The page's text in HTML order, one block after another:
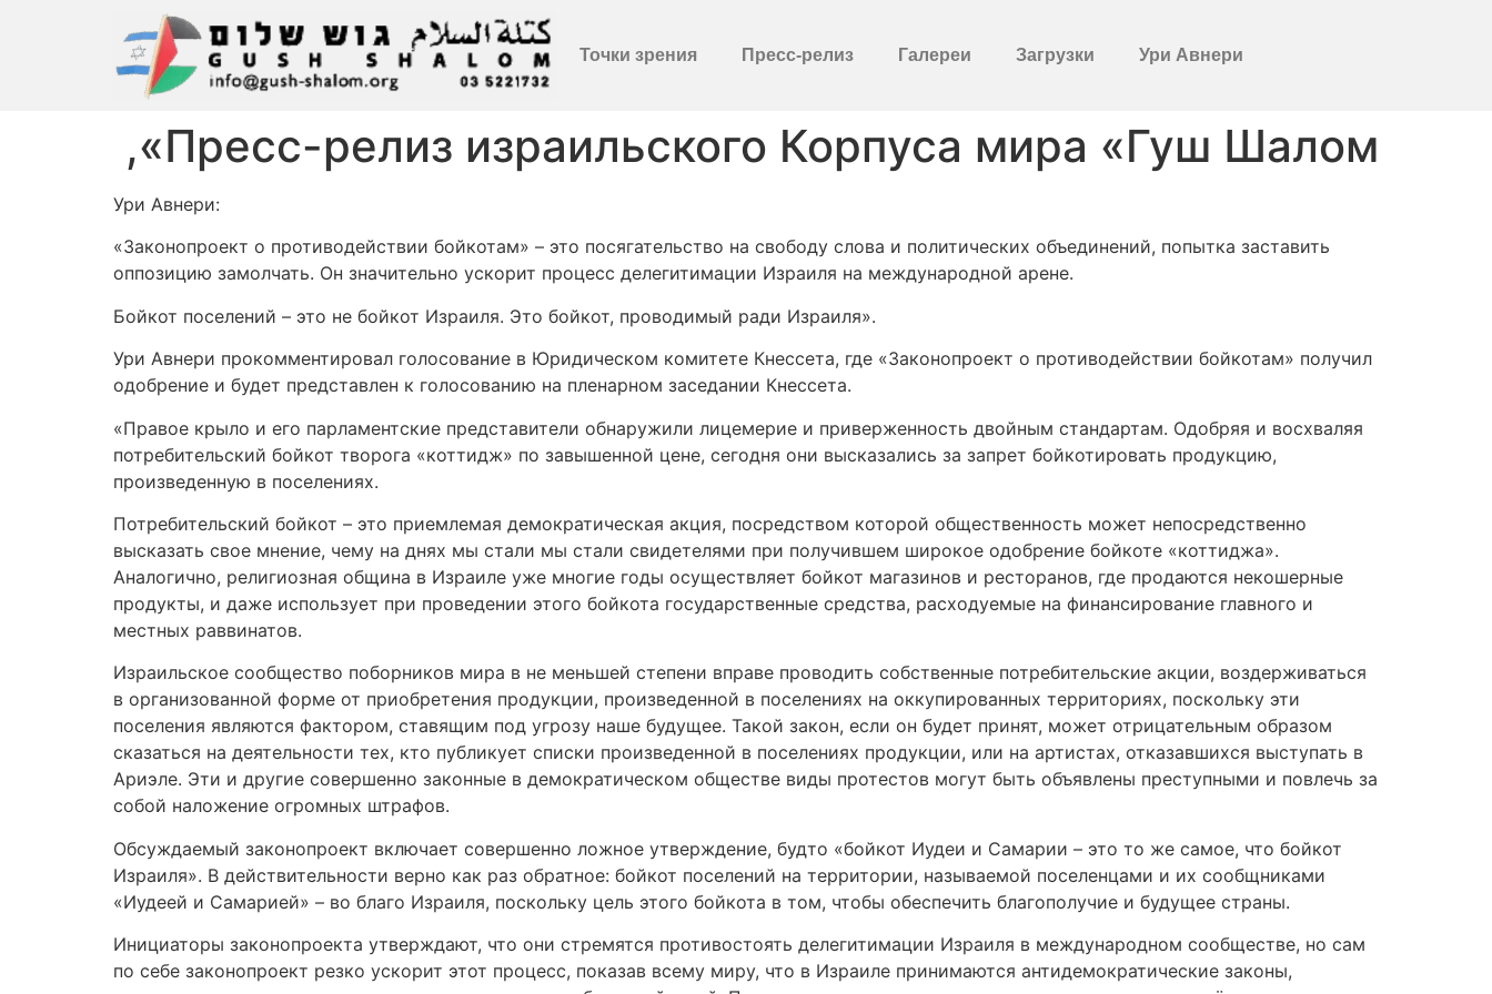
Ури Авнери
Загрузки
Галереи
Пресс-релиз
Точки зрения
Пресс-релиз израильского Корпуса мира «Гуш Шалом»,
Ури Авнери:
«Законопроект о противодействии бойкотам» – это посягательство на свободу слова и политических объединений, попытка заставить
оппозицию замолчать. Он значительно ускорит процесс делегитимации Израиля на международной арене.
Бойкот поселений – это не бойкот Израиля. Это бойкот, проводимый ради Израиля».
Ури Авнери прокомментировал голосование в Юридическом комитете Кнессета, где «Законопроект о противодействии бойкотам» получил
одобрение и будет представлен к голосованию на пленарном заседании Кнессета.
«Правое крыло и его парламентские представители обнаружили лицемерие и приверженность двойным стандартам. Одобряя и восхваляя
потребительский бойкот творога «коттидж» по завышенной цене, сегодня они высказались за запрет бойкотировать продукцию,
произведенную в поселениях.
Потребительский бойкот – это приемлемая демократическая акция, посредством которой общественность может непосредственно
высказать свое мнение, чему на днях мы стали мы стали свидетелями при получившем широкое одобрение бойкоте «коттиджа».
Аналогично, религиозная община в Израиле уже многие годы осуществляет бойкот магазинов и ресторанов, где продаются некошерные
продукты, и даже использует при проведении этого бойкота государственные средства, расходуемые на финансирование главного и
местных раввинатов.
Израильское сообщество поборников мира в не меньшей степени вправе проводить собственные потребительские акции, воздерживаться
в организованной форме от приобретения продукции, произведенной в поселениях на оккупированных территориях, поскольку эти
поселения являются фактором, ставящим под угрозу наше будущее. Такой закон, если он будет принят, может отрицательным образом
сказаться на деятельности тех, кто публикует списки произведенной в поселениях продукции, или на артистах, отказавшихся выступать в
Ариэле. Эти и другие совершенно законные в демократическом обществе виды протестов могут быть объявлены преступными и повлечь за
собой наложение огромных штрафов.
Обсуждаемый законопроект включает совершенно ложное утверждение, будто «бойкот Иудеи и Самарии – это то же самое, что бойкот
Израиля». В действительности верно как раз обратное: бойкот поселений на территории, называемой поселенцами и их сообщниками
«Иудеей и Самарией» – во благо Израиля, поскольку цель этого бойкота в том, чтобы обеспечить благополучие и будущее страны.
Инициаторы законопроекта утверждают, что они стремятся противостоять делегитимации Израиля в международном сообществе, но сам
по себе законопроект резко ускорит этот процесс, показав всему миру, что в Израиле принимаются антидемократические законы,